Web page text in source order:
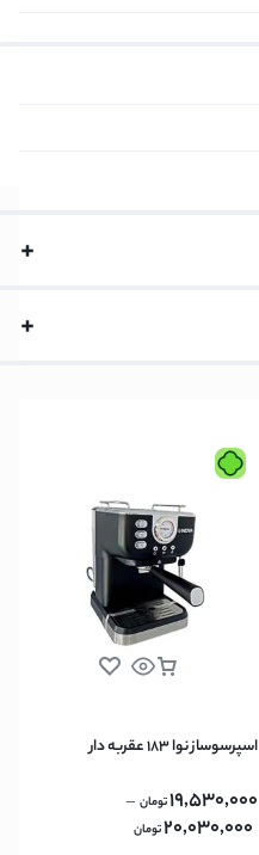
اسپرسوساز نوا 183 عقربه دار
19,530,000تومان –
20,030,000تومان